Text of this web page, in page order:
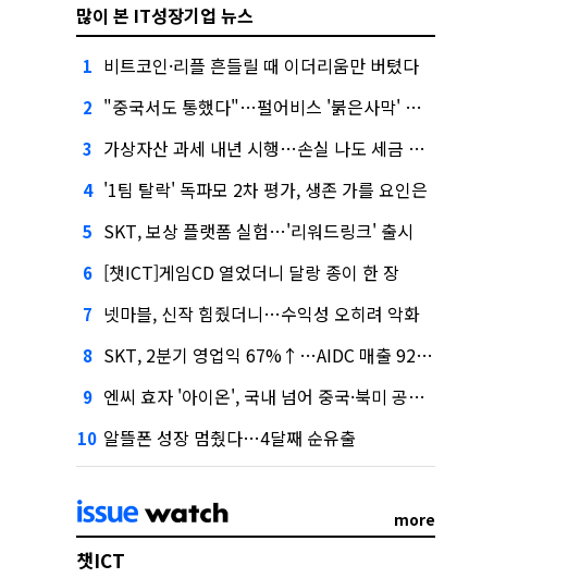
많이 본 IT성장기업 뉴스
1 비트코인·리플 흔들릴 때 이더리움만 버텼다
2 "중국서도 통했다"…펄어비스 '붉은사막' 최고 게임상
3 가상자산 과세 내년 시행…손실 나도 세금 낸다고?
4 '1팀 탈락' 독파모 2차 평가, 생존 가를 요인은
5 SKT, 보상 플랫폼 실험…'리워드링크' 출시
6 [챗ICT]게임CD 열었더니 달랑 종이 한 장
7 넷마블, 신작 힘줬더니…수익성 오히려 악화
8 SKT, 2분기 영업익 67%↑…AIDC 매출 92% 급증
9 엔씨 효자 '아이온', 국내 넘어 중국·북미 공략 나선다
10 알뜰폰 성장 멈췄다…4달째 순유출
more
챗ICT